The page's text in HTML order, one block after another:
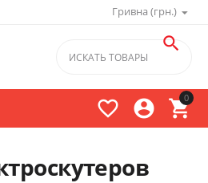
Гривна (грн.)
0



